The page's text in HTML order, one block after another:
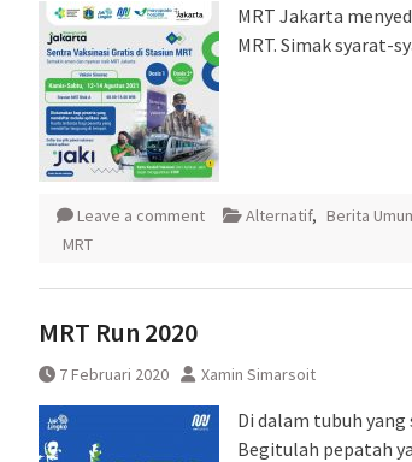
MRT Jakarta
MRT. Simak syarat-
Leave a comment Alternatif, Berita
MRT
MRT Run 2020
7 Februari 2020 Xamin Simarsoit
Di dalam tubuh
Begitulah pepatah